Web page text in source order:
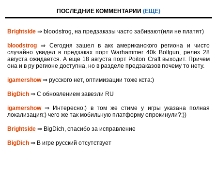
ПОСЛЕДНИЕ КОММЕНТАРИИ (ЕЩЁ)
Brightside ⇒ bloodstrog, на предзаказы часто забивают(или не платят)
bloodstrog ⇒ Сегодня зашел в акк американского региона и чисто
случайно увидел в предзаках порт Warhammer 40k Boltgun, релиз 28
августа ожидается. A eще 18 августа порт Poiton Сraft выходит. Причем
она и в ру регионе доступна, но в разделе предзаказов почему то нету.
igamershow⇒ русского нет, оптимизации тоже кста:)
BigDich ⇒ С обновлением завезли RU
igamershow⇒ Интересно:) в том же стиме у игры указана полная
локализация:) чего же так мобильную платформу опрокинули?:))
Brightside ⇒ BigDich, спасибо за исправление
BigDich ⇒ В игре русский отсутствует